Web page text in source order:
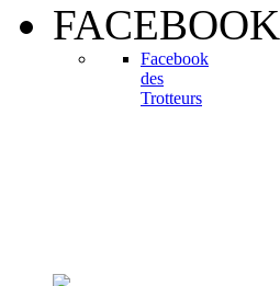
FACEBOOK
Facebook
des
Trotteurs